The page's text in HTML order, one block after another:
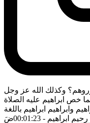
وكذلك الله عز وجل
خص ابراهيم عليه الصلاة
وابراهيم ابراهيم باللغة
ابراهيم - 00:01:23 ضَ